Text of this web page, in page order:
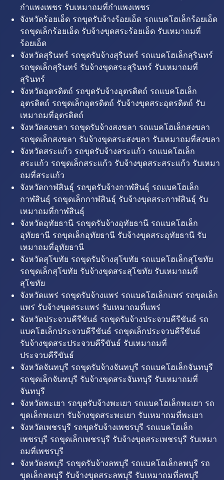
กำแพงเพชร รับเหมาถมที่กำแพงเพชร
จังหวัดร้อยเอ็ด รถขุดรับจ้างร้อยเอ็ด รถแบคโฮเล็กร้อยเอ็ด
รถขุดเล็กร้อยเอ็ด รับจ้างขุดสระร้อยเอ็ด รับเหมาถมที่
ร้อยเอ็ด
จังหวัดสุรินทร์ รถขุดรับจ้างสุรินทร์ รถแบคโฮเล็กสุรินทร์
รถขุดเล็กสุรินทร์ รับจ้างขุดสระสุรินทร์ รับเหมาถมที่
สุรินทร์
จังหวัดอุตรดิตถ์ รถขุดรับจ้างอุตรดิตถ์ รถแบคโฮเล็ก
อุตรดิตถ์ รถขุดเล็กอุตรดิตถ์ รับจ้างขุดสระอุตรดิตถ์ รับ
เหมาถมที่อุตรดิตถ์
จังหวัดสงขลา รถขุดรับจ้างสงขลา รถแบคโฮเล็กสงขลา
รถขุดเล็กสงขลา รับจ้างขุดสระสงขลา รับเหมาถมที่สงขลา
จังหวัดสระแก้ว รถขุดรับจ้างสระแก้ว รถแบคโฮเล็ก
สระแก้ว รถขุดเล็กสระแก้ว รับจ้างขุดสระสระแก้ว รับเหมา
ถมที่สระแก้ว
จังหวัดกาฬสินธุ์ รถขุดรับจ้างกาฬสินธุ์ รถแบคโฮเล็ก
กาฬสินธุ์ รถขุดเล็กกาฬสินธุ์ รับจ้างขุดสระกาฬสินธุ์ รับ
เหมาถมที่กาฬสินธุ์
จังหวัดอุทัยธานี รถขุดรับจ้างอุทัยธานี รถแบคโฮเล็ก
อุทัยธานี รถขุดเล็กอุทัยธานี รับจ้างขุดสระอุทัยธานี รับ
เหมาถมที่อุทัยธานี
จังหวัดสุโขทัย รถขุดรับจ้างสุโขทัย รถแบคโฮเล็กสุโขทัย
รถขุดเล็กสุโขทัย รับจ้างขุดสระสุโขทัย รับเหมาถมที่
สุโขทัย
จังหวัดแพร่ รถขุดรับจ้างแพร่ รถแบคโฮเล็กแพร่ รถขุดเล็ก
แพร่ รับจ้างขุดสระแพร่ รับเหมาถมที่แพร่
จังหวัดประจวบคีรีขันธ์ รถขุดรับจ้างประจวบคีรีขันธ์ รถ
แบคโฮเล็กประจวบคีรีขันธ์ รถขุดเล็กประจวบคีรีขันธ์
รับจ้างขุดสระประจวบคีรีขันธ์ รับเหมาถมที่
ประจวบคีรีขันธ์
จังหวัดจันทบุรี รถขุดรับจ้างจันทบุรี รถแบคโฮเล็กจันทบุรี
รถขุดเล็กจันทบุรี รับจ้างขุดสระจันทบุรี รับเหมาถมที่
จันทบุรี
จังหวัดพะเยา รถขุดรับจ้างพะเยา รถแบคโฮเล็กพะเยา รถ
ขุดเล็กพะเยา รับจ้างขุดสระพะเยา รับเหมาถมที่พะเยา
จังหวัดเพชรบุรี รถขุดรับจ้างเพชรบุรี รถแบคโฮเล็ก
เพชรบุรี รถขุดเล็กเพชรบุรี รับจ้างขุดสระเพชรบุรี รับเหมา
ถมที่เพชรบุรี
จังหวัดลพบุรี รถขุดรับจ้างลพบุรี รถแบคโฮเล็กลพบุรี รถ
ขุดเล็กลพบุรี รับจ้างขุดสระลพบุรี รับเหมาถมที่ลพบุรี